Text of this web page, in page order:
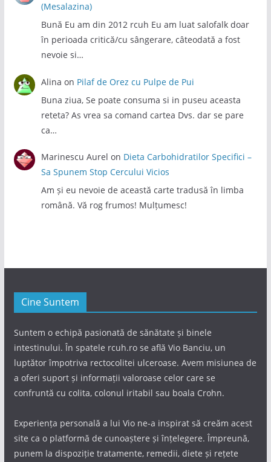
(Mesalazina)
Bună Eu am din 2012 rcuh Eu am luat salofalk doar
în perioada critică/cu sângerare, câteodată a fost
nevoie si…
Alina on Pilaf de Orez cu Pulpe de Pui
Buna ziua, Se poate consuma si in puseu aceasta
reteta? As vrea sa comand cartea Dvs. dar se pare
ca…
Marinescu Aurel on Dieta Carbohidratilor Specifici –
Sa Spunem Stop Cercului Vicios
Am și eu nevoie de această carte tradusă în limba
română. Vă rog frumos! Mulțumesc!
Cine Suntem
Suntem o echipă pasionată de sănătate și binele
intestinului. În spatele rcuh.ro se află Vio Banciu, un
luptător împotriva rectocolitei ulceroase. Avem misiunea de
a oferi suport și informații valoroase celor care se
confruntă cu colita, colonul iritabil sau boala Crohn.
Experiența personală a lui Vio ne-a inspirat să creăm acest
site ca o platformă de cunoaștere și înțelegere. Împreună,
punem la dispoziție tratamente, remedii, diete și rețete